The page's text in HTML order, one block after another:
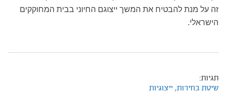
זה על מנת להבטיח את המשך ייצוגם החיוני בבית המחוקקים
הישראלי.
תגיות:
שיטת בחירות, ייצוגיות